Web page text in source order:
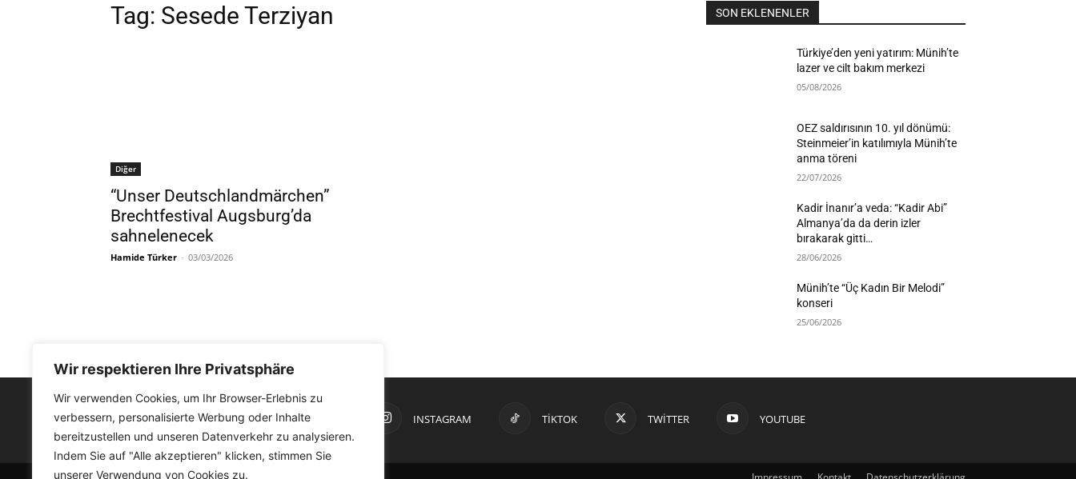
Wir respektieren Ihre Privatsphäre
Wir verwenden Cookies, um Ihr Browser-Erlebnis zu
verbessern, personalisierte Werbung oder Inhalte
bereitzustellen und unseren Datenverkehr zu analysieren.
Indem Sie auf "Alle akzeptieren" klicken, stimmen Sie
unserer Verwendung von Cookies zu.
Tag: Sesede Terziyan
Diğer
“Unser Deutschlandmärchen”
Brechtfestival Augsburg’da
sahnelenecek
Hamide Türker - 03/03/2026
SON EKLENENLER
Türkiye’den yeni yatırım: Münih’te
lazer ve cilt bakım merkezi
05/08/2026
OEZ saldırısının 10. yıl dönümü:
Steinmeier’in katılımıyla Münih’te
anma töreni
22/07/2026
Kadir İnanır’a veda: “Kadir Abi”
Almanya’da da derin izler
bırakarak gitti…
28/06/2026
Münih’te “Üç Kadın Bir Melodi”
konseri
25/06/2026
FACEBOOK INSTAGRAM TIKTOK TWITTER YOUTUBE